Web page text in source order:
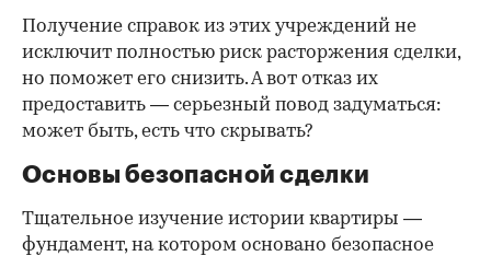
Получение справок из этих учреждений не
исключит полностью риск расторжения сделки,
но поможет его снизить. А вот отказ их
предоставить — серьезный повод задуматься:
может быть, есть что скрывать?
Основы безопасной сделки
Тщательное изучение истории квартиры —
фундамент, на котором основано безопасное